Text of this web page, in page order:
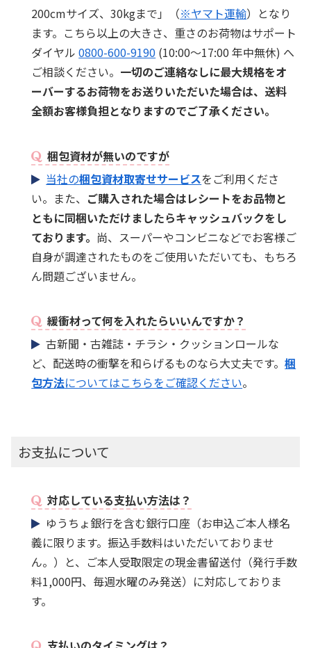
200cmサイズ、30kgまで」（※ヤマト運輸）となり
ます。こちら以上の大きさ、重さのお荷物はサポート
ダイヤル0800-600-9190 (10:00～17:00 年中無休) へ
ご相談ください。 一切のご連絡なしに最大規格をオ
ーバーするお荷物をお送りいただいた場合は、送料
全額お客様負担となりますのでご了承ください。
梱包資材が無いのですが
当社の梱包資材取寄せサービスをご利用くださ
い。また、 ご購入された場合はレシートをお品物と
ともに同梱いただけましたらキャッシュバックをし
ております。 尚、スーパーやコンビニなどでお客様ご
自身が調達されたものをご使用いただいても、もちろ
ん問題ございません。
緩衝材って何を入れたらいいんですか？
古新聞・古雑誌・チラシ・クッションロールな
ど、配送時の衝撃を和らげるものなら大丈夫です。梱
包方法についてはこちらをご確認ください。
お支払について
対応している支払い方法は？
ゆうちょ銀行を含む銀行口座（お申込ご本人様名
義に限ります。振込手数料はいただいておりませ
ん。）と、ご本人受取限定の現金書留送付（発行手数
料1,000円、毎週水曜のみ発送）に対応しておりま
す。